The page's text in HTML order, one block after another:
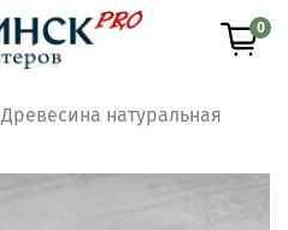
0
Древесина натуральная